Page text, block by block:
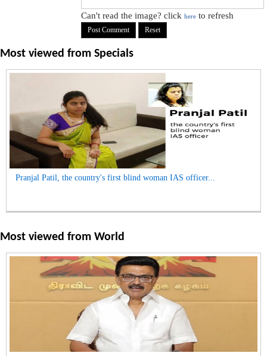
Can't read the image? clickhere to refresh
Most viewed from Specials
Pranjal Patil, the country's first blind woman IAS officer...
Most viewed from World